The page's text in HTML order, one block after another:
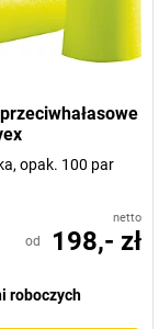
opak. 100 par
netto
od 198,- zł
roboczych